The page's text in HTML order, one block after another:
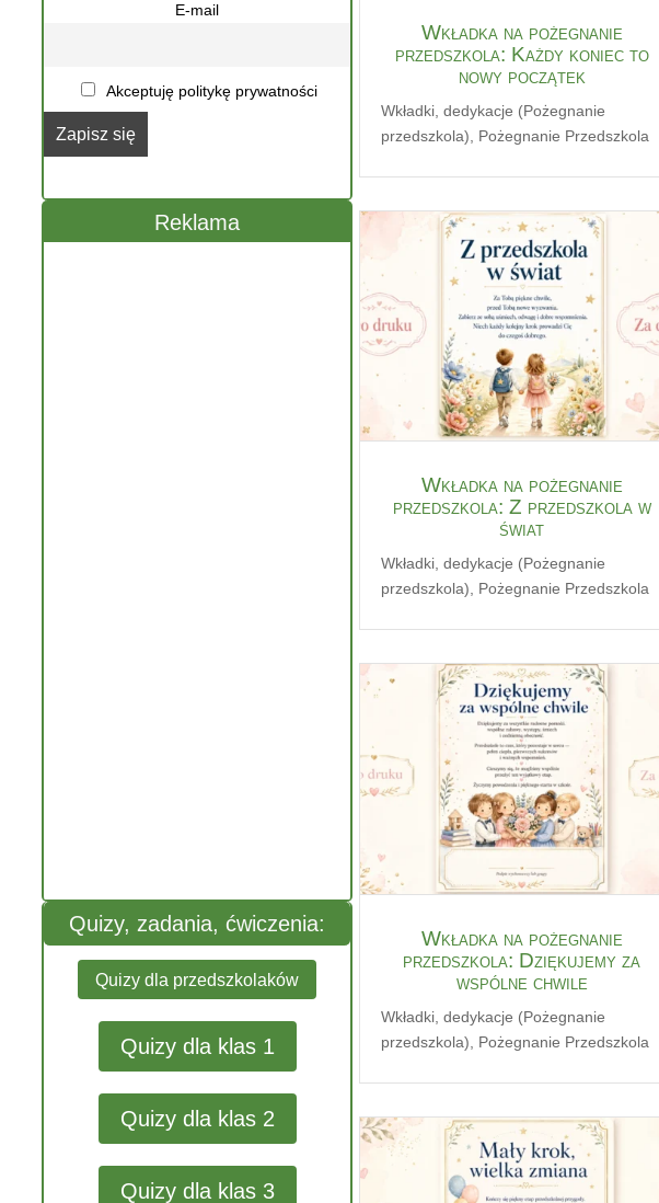
E-mail
Akceptuję politykę prywatności
Reklama
Quizy, zadania, ćwiczenia:
Quizy dla przedszkolaków
Quizy dla klas 1
Quizy dla klas 2
Quizy dla klas 3
Wkładka na pożegnanie
przedszkola: Każdy koniec to
nowy początek
Wkładki, dedykacje (Pożegnanie
przedszkola)
Pożegnanie Przedszkola
Wkładka na pożegnanie
przedszkola: Z przedszkola w
świat
Wkładki, dedykacje (Pożegnanie
przedszkola), Pożegnanie Przedszkola
Wkładka na pożegnanie
przedszkola: Dziękujemy za
wspólne chwile
Wkładki, dedykacje (Pożegnanie
przedszkola)
Pożegnanie Przedszkola